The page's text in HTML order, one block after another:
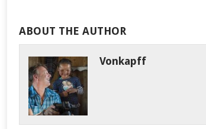
Ranomafana –
Sahambavy Ca. 44
ABOUT THE AUTHOR
Vonkapff